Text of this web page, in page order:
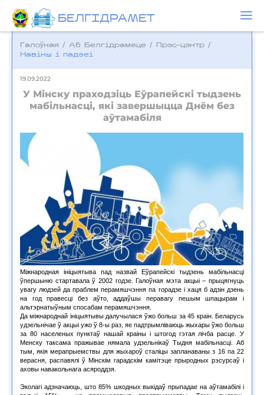
БЕЛГIДРAМЕТ
Галоўная / Аб Белгідрамеце / Прэс-цэнтр /
Навіны і падзеі
19.09.2022
У Мінску праходзіць Еўрапейскі тыдзень
мабільнасці, які завершыцца Днём без
аўтамабіля
Міжнародная ініцыятыва пад назвай Еўрапейскі тыдзень мабільнасці
ўпершыню стартавала ў 2002 годзе. Галоўная мэта акцыі – прыцягнуць
увагу людзей да праблем перамяшчэння па горадзе і хаця б адзін дзень
на год правесці без аўто, аддаўшы перавагу пешым шпацырам і
альтэрнатыўным спосабам перамяшчэння.
Да міжнароднай ініцыятывы далучылася ўжо больш за 45 краін. Беларусь
удзельнічае ў акцыі ужо ў 8-ы раз, яе падтрымліваюць жыхары ўжо больш
за 80 населеных пунктаў нашай краіны і штогод гэтая лічба расце. У
Менску таксама пражывае нямала удзельнікаў Тыдня мабільнасці. Аб
тым, якія мерапрыемствы для жыхароў сталіцы запланаваны з 16 па 22
верасня, распавялі ў Мінскім гарадскім камітэце прыродных рэсурсаў і
аховы навакольнага асяроддзя.
Эколагі адзначаюць, што 85% шкодных выкідаў прыпадае на аўтамабілі і